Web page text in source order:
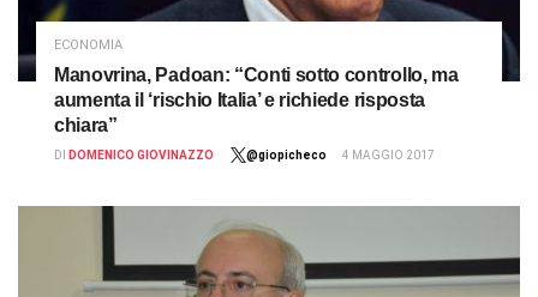
ECONOMIA
Manovrina, Padoan: “Conti sotto controllo, ma
aumenta il ‘rischio Italia’ e richiede risposta
chiara”
DI DOMENICO GIOVINAZZO @giopicheco 4 MAGGIO 2017